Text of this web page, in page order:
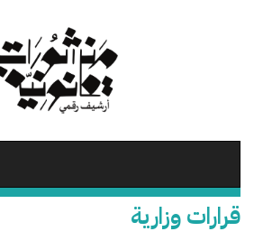
قرارات وزارية